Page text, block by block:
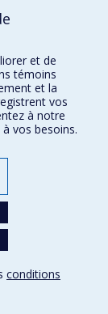
et de
témoins
et la
vos
à notre
vos besoins.
conditions